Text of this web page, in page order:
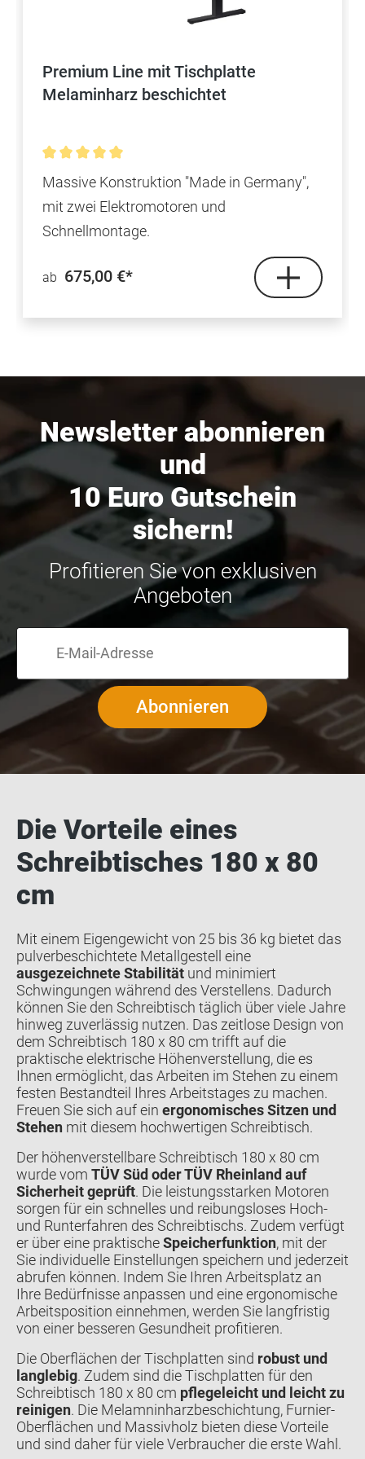
Premium Line mit Tischplatte
Melaminharz beschichtet
Durchschnittliche Bewertung von 5 von 5 Sternen
Massive Konstruktion "Made in Germany",
mit zwei Elektromotoren und
Schnellmontage.
ab 675,00 €*
Newsletter abonnieren
und
10 Euro Gutschein
sichern!
Profitieren Sie von exklusiven
Angeboten
Abonnieren
Die Vorteile eines
Schreibtisches 180 x 80
cm
Mit einem Eigengewicht von 25 bis 36 kg bietet das
pulverbeschichtete Metallgestell eine
ausgezeichnete Stabilität und minimiert
Schwingungen während des Verstellens. Dadurch
können Sie den Schreibtisch täglich über viele Jahre
hinweg zuverlässig nutzen. Das zeitlose Design von
dem Schreibtisch 180 x 80 cm trifft auf die
praktische elektrische Höhenverstellung, die es
Ihnen ermöglicht, das Arbeiten im Stehen zu einem
festen Bestandteil Ihres Arbeitstages zu machen.
Freuen Sie sich auf ein ergonomisches Sitzen und
Stehen mit diesem hochwertigen Schreibtisch.
Der höhenverstellbare Schreibtisch 180 x 80 cm
wurde vom TÜV Süd oder TÜV Rheinland auf
Sicherheit geprüft. Die leistungsstarken Motoren
sorgen für ein schnelles und reibungsloses Hoch-
und Runterfahren des Schreibtischs. Zudem verfügt
er über eine praktischeSpeicherfunktion, mit der
Sie individuelle Einstellungen speichern und jederzeit
abrufen können. Indem Sie Ihren Arbeitsplatz an
Ihre Bedürfnisse anpassen und eine ergonomische
Arbeitsposition einnehmen, werden Sie langfristig
von einer besseren Gesundheit profitieren.
Die Oberflächen der Tischplatten sind robust und
langlebig. Zudem sind die Tischplatten für den
Schreibtisch 180 x 80 cm pflegeleicht und leicht zu
reinigen. Die Melamninharzbeschichtung, Furnier-
Oberflächen und Massivholz bieten diese Vorteile
und sind daher für viele Verbraucher die erste Wahl.